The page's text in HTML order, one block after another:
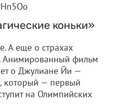
коньки»
А еще о страхах
Анимированный фильм
о Джулиане Йи —
который — первый
на Олимпийских